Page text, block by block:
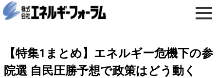
【特集1まとめ】エネルギー危機下の参
院選 自民圧勝予想で政策はどう動く